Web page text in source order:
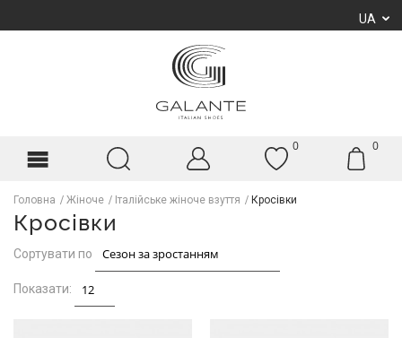
UA
0 0
Головна Жіноче Італійське жіноче взуття Кросівки
Кросівки
Сортувати по
Показати: